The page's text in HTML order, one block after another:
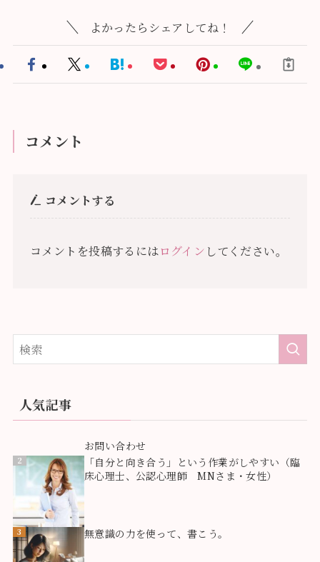
よかったらシェアしてね！
コメント
コメントする
コメントを投稿するにはログイン してください。
人気記事
お問い合わせ
2
「自分と向き合う」という作業がしやすい（臨
床心理士、公認心理師 MNさま・女性）
3 無意識の力を使って、書こう。